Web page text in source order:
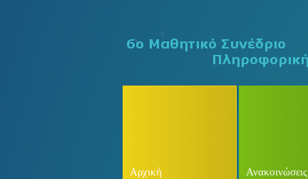
Αρχική Ανακοινώσεις